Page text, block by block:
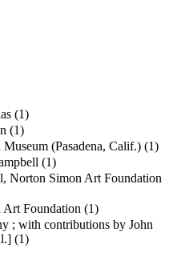
(1)
(1)
(Pasadena, Calif.) (1)
(1)
Norton Simon Art Foundation
Foundation (1)
; with contributions by John
(1)